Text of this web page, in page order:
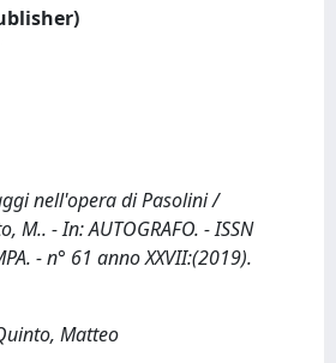
nell'opera di Pasolini /
M.. - In: AUTOGRAFO. - ISSN
- n° 61 anno XXVII:(2019).
Matteo